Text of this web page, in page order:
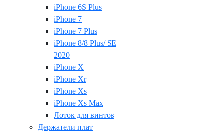
iPhone 6S Plus
iPhone 7
iPhone 7 Plus
iPhone 8/8 Plus/ SE
2020
iPhone X
iPhone Xr
iPhone Xs
iPhone Xs Max
Лоток для винтов
Держатели плат